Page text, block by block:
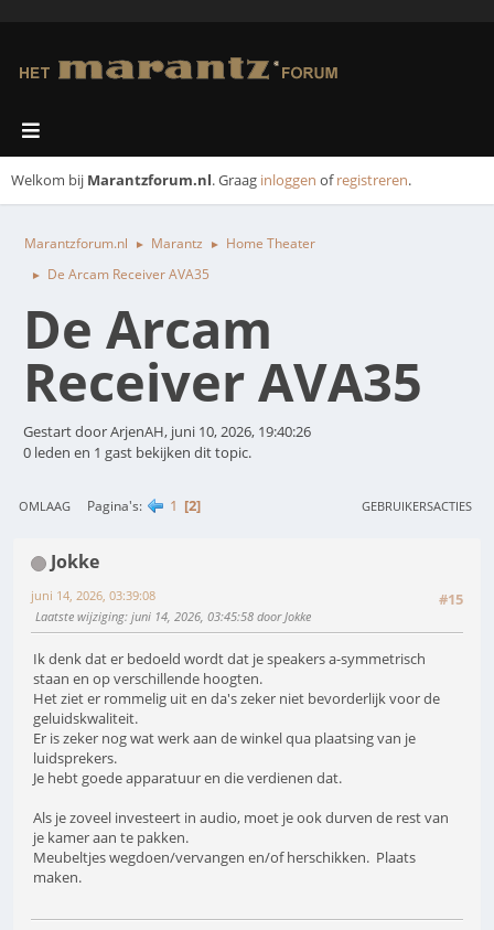
Welkom bij Marantzforum.nl. Graag inloggen ofregistreren.
Marantzforum.nl ► Marantz ► Home Theater
► De Arcam Receiver AVA35
De Arcam
Receiver AVA35
Gestart door ArjenAH, juni 10, 2026, 19:40:26
0 leden en 1 gast bekijken dit topic.
OMLAAG Pagina's 1 2 GEBRUIKERSACTIES
Jokke
#15
juni 14, 2026, 03:39:08
Laatste wijziging: juni 14, 2026, 03:45:58 door Jokke
Ik denk dat er bedoeld wordt dat je speakers a-symmetrisch
staan en op verschillende hoogten.
Het ziet er rommelig uit en da's zeker niet bevorderlijk voor de
geluidskwaliteit.
Er is zeker nog wat werk aan de winkel qua plaatsing van je
luidsprekers.
Je hebt goede apparatuur en die verdienen dat.
Als je zoveel investeert in audio, moet je ook durven de rest van
je kamer aan te pakken.
Meubeltjes wegdoen/vervangen en/of herschikken. Plaats
maken.